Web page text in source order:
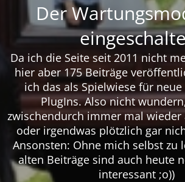
Der
Da ich die Seite seit 2011 nicht
hier aber 175 Beiträge
ich das als Spielwiese für
PlugIns. Also nicht
zwischendurch immer mal wieder
oder irgendwas plötzlich gar
Ansonsten: Ohne mich selbst zu
alten Beiträge sind auch heute
interessant ;o))